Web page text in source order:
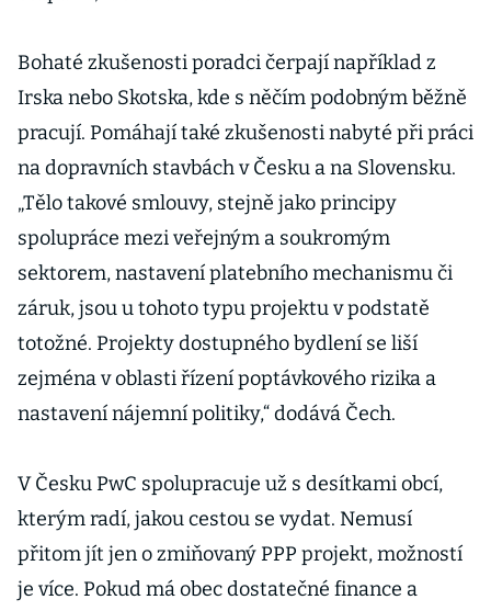
Bohaté zkušenosti poradci čerpají například z
Irska nebo Skotska, kde s něčím podobným běžně
pracují. Pomáhají také zkušenosti nabyté při práci
na dopravních stavbách v Česku a na Slovensku.
„Tělo takové smlouvy, stejně jako principy
spolupráce mezi veřejným a soukromým
sektorem, nastavení platebního mechanismu či
záruk, jsou u tohoto typu projektu v podstatě
totožné. Projekty dostupného bydlení se liší
zejména v oblasti řízení poptávkového rizika a
nastavení nájemní politiky,“ dodává Čech.
V Česku PwC spolupracuje už s desítkami obcí,
kterým radí, jakou cestou se vydat. Nemusí
přitom jít jen o zmiňovaný PPP projekt, možností
je více. Pokud má obec dostatečné finance a